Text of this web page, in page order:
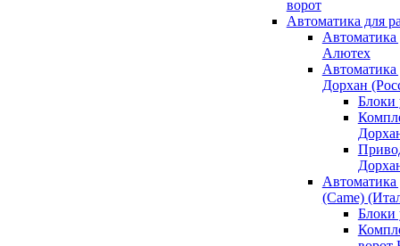
ворот
Автоматика для
Алютех
Дорхан
Блоки
(Came)
Блоки